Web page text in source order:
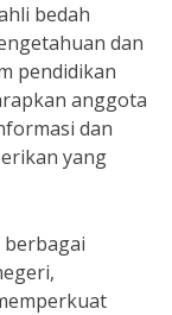
bedah
dan
pendidikan
anggota
dan
yang